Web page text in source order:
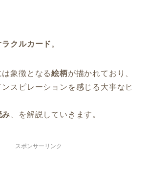
ラクルカード 。
は象徴となる絵柄が描かれており、
スピレーションを感じる大事なヒ
み 、を解説していきます。
スポンサーリンク